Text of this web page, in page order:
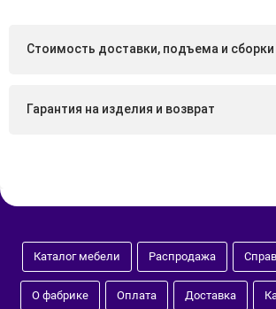
Стоимость доставки, подъема и сборки
Гарантия на изделия и возврат
Каталог мебели Распродажа
О фабрике Оплата Доставка